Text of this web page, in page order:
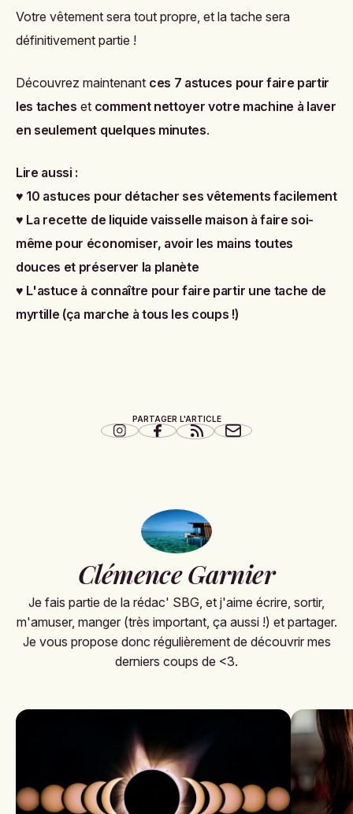
Votre vêtement sera tout propre, et la tache sera
définitivement partie !
Découvrez maintenant ces 7 astuces pour faire partir
les taches et comment nettoyer votre machine à laver
en seulement quelques minutes.
Lire aussi :
♥ 10 astuces pour détacher ses vêtements facilement
♥ La recette de liquide vaisselle maison à faire soi-
même pour économiser, avoir les mains toutes
douces et préserver la planète
♥ L'astuce à connaître pour faire partir une tache de
myrtille (ça marche à tous les coups !)
PARTAGER L'ARTICLE
Clémence Garnier
Je fais partie de la rédac' SBG, et j'aime écrire, sortir,
m'amuser, manger (très important, ça aussi !) et partager.
Je vous propose donc régulièrement de découvrir mes
derniers coups de <3.